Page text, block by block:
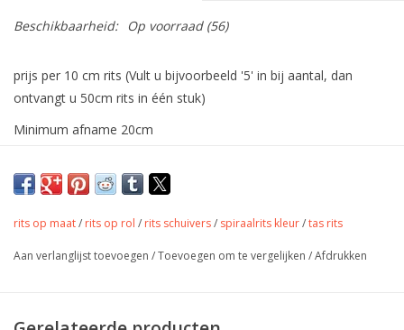
Beschikbaarheid: Op voorraad(56)
prijs per 10 cm rits (Vult u bijvoorbeeld '5' in bij aantal, dan
ontvangt u 50cm rits in één stuk)
Minimum afname 20cm
detail uitwerken. De ritsen zijn ook zeker geschikt voor kussens
De rits is eenvoudig te naaien met een gewone naaimachine.
rits op maat/ rits op rol / rits schuivers/ spiraalrits kleur/tas rits
Aan verlanglijst toevoegen /Toevoegen om te vergelijken /Afdrukken